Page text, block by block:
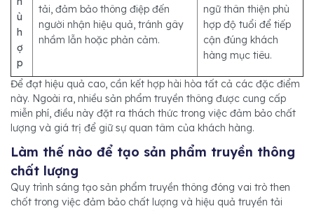
ù
h
ợ
p
tải, đảm bảo thông điệp đến
người nhận hiệu quả, tránh gây
nhầm lẫn hoặc phản cảm.
ngữ thân thiện phù
hợp độ tuổi để tiếp
cận đúng khách
hàng mục tiêu.
Để đạt hiệu quả cao, cần kết hợp hài hòa tất cả các đặc điểm
này. Ngoài ra, nhiều sản phẩm truyền thông được cung cấp
miễn phí, điều này đặt ra thách thức trong việc đảm bảo chất
lượng và giá trị để giữ sự quan tâm của khách hàng.
Làm thế nào để tạo sản phẩm truyền thông
chất lượng
Quy trình sáng tạo sản phẩm truyền thông đóng vai trò then
chốt trong việc đảm bảo chất lượng và hiệu quả truyền tải